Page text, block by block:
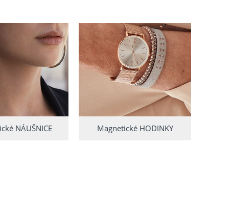
NÁUŠNICE Magnetické HODINKY